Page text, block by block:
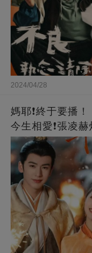
2024/04/28
媽耶❗️終于要播
今生相愛❗張凌